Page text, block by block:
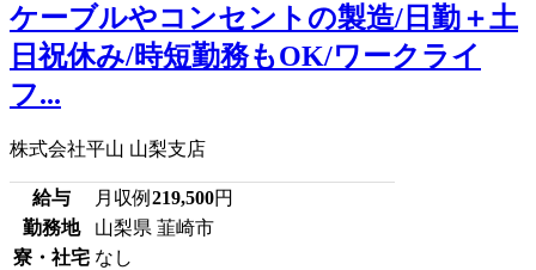
ケーブルやコンセントの製造/日勤＋土
日祝休み/時短勤務もOK/ワークライ
フ...
株式会社平山 山梨支店
給与 月収例 219,500円
勤務地
山梨県 韮崎市
寮・社宅 なし